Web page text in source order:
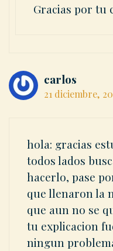
Gracias por tu
carlos
21 diciembre,
hola: gracias
todos lados
hacerlo, pase
que llenaron la
que aun no se
tu explicacion
ningun